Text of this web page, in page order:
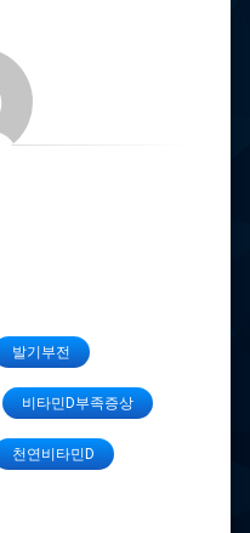
발기부전
비타민D부족증상
천연비타민D